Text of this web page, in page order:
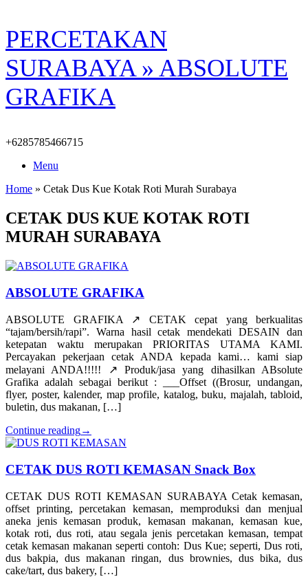
Skip
to
content
PERCETAKAN
SURABAYA » ABSOLUTE
GRAFIKA
+6285785466715
Menu
Home » Cetak Dus Kue Kotak Roti Murah Surabaya
CETAK DUS KUE KOTAK ROTI
MURAH SURABAYA
ABSOLUTE GRAFIKA
ABSOLUTE GRAFIKA ↗️ CETAK cepat yang berkualitas
“tajam/bersih/rapi”. Warna hasil cetak mendekati DESAIN dan
ketepatan waktu merupakan PRIORITAS UTAMA KAMI.
Percayakan pekerjaan cetak ANDA kepada kami… kami siap
melayani ANDA!!!!! ↗️ Produk/jasa yang dihasilkan ABsolute
Grafika adalah sebagai berikut : ___Offset ((Brosur, undangan,
flyer, poster, kalender, map profile, katalog, buku, majalah, tabloid,
buletin, dus makanan, […]
Continue reading→
CETAK DUS ROTI KEMASAN Snack Box
CETAK DUS ROTI KEMASAN SURABAYA Cetak kemasan,
offset printing, percetakan kemasan, memproduksi dan menjual
aneka jenis kemasan produk, kemasan makanan, kemasan kue,
kotak roti, dus roti, atau segala jenis percetakan kemasan, tempat
cetak kemasan makanan seperti contoh: Dus Kue; seperti, Dus roti,
dus bakpia, dus makanan ringan, dus brownies, dus bika, dus
cake/tart, dus bakery, […]